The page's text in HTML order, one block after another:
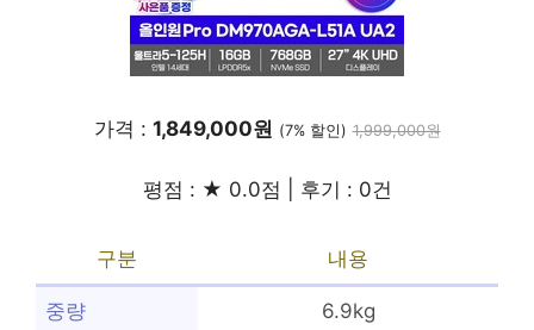
가격 : 1,849,000원 (7% 할인) 1,999,000원
평점 : ★ 0.0점 | 후기 : 0건
구분 내용
중량 6.9kg